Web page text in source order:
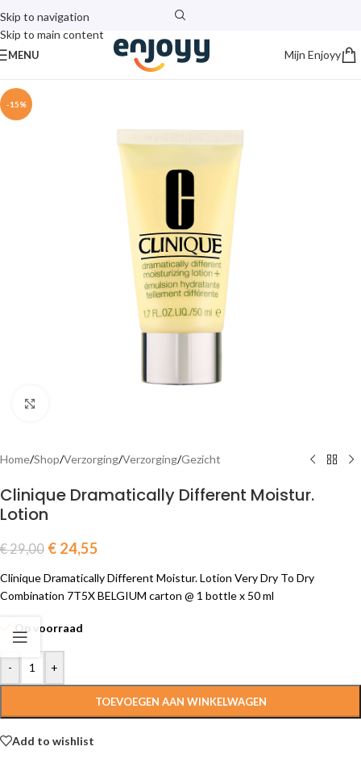
Skip to navigation
Skip to main content
MENU Mijn Enjoyy
-15%
Home/Shop/Verzorging/Verzorging/Gezicht
Clinique Dramatically Different Moistur.
Lotion
€29,00 € 24,55
Clinique Dramatically Different Moistur. Lotion Very Dry To Dry
Combination 7T5X BELGIUM carton @ 1 bottle x 50 ml
Op voorraad
- +
TOEVOEGEN AAN WINKELWAGEN
Add to wishlist